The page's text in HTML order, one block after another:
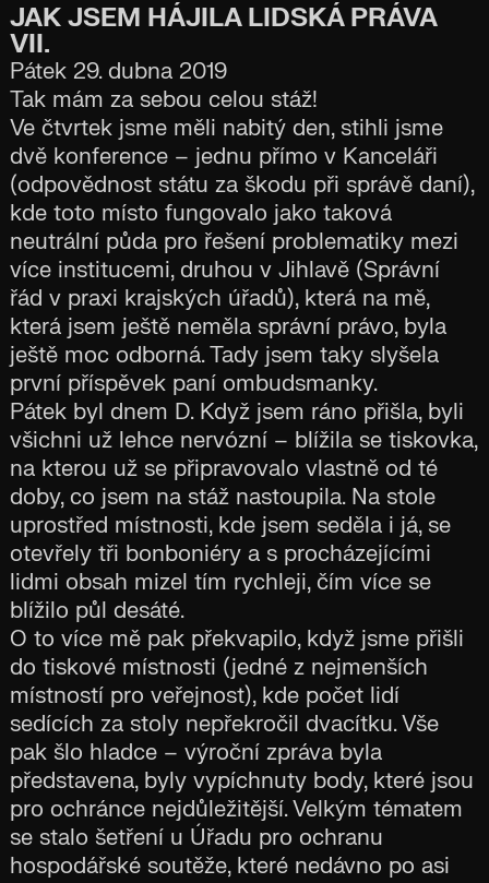
JAK JSEM HÁJILA LIDSKÁ PRÁVA
VII.
Pátek 29. dubna 2019
Tak mám za sebou celou stáž!
Ve čtvrtek jsme měli nabitý den, stihli jsme
dvě konference – jednu přímo v Kanceláři
(odpovědnost státu za škodu při správě daní),
kde toto místo fungovalo jako taková
neutrální půda pro řešení problematiky mezi
více institucemi, druhou v Jihlavě (Správní
řád v praxi krajských úřadů), která na mě,
která jsem ještě neměla správní právo, byla
ještě moc odborná. Tady jsem taky slyšela
první příspěvek paní ombudsmanky.
Pátek byl dnem D. Když jsem ráno přišla, byli
všichni už lehce nervózní – blížila se tiskovka,
na kterou už se připravovalo vlastně od té
doby, co jsem na stáž nastoupila. Na stole
uprostřed místnosti, kde jsem seděla i já, se
otevřely tři bonboniéry a s procházejícími
lidmi obsah mizel tím rychleji, čím více se
blížilo půl desáté.
O to více mě pak překvapilo, když jsme přišli
do tiskové místnosti (jedné z nejmenších
místností pro veřejnost), kde počet lidí
sedících za stoly nepřekročil dvacítku. Vše
pak šlo hladce – výroční zpráva byla
představena, byly vypíchnuty body, které jsou
pro ochránce nejdůležitější. Velkým tématem
se stalo šetření u Úřadu pro ochranu
hospodářské soutěže, které nedávno po asi